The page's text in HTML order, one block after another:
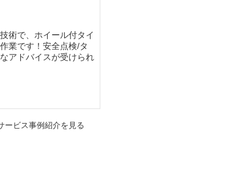
術で、ホイール付タイ
業です！安全点検/タ
アドバイスが受けられ
ービス事例紹介を見る